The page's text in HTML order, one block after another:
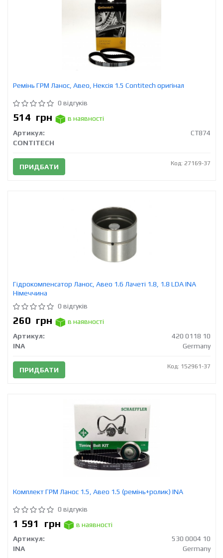
Ремінь ГРМ Ланос, Авео, Нексія 1.5 Contitech оригінал
0 відгуків
514 грн
в наявності
Артикул:
CT874
CONTITECH
ПРИДБАТИ Код: 27169-37
Гідрокомпенсатор Ланос, Авео 1.6 Лачеті 1.8, 1.8 LDA INA
Німеччина
0 відгуків
260 грн
в наявності
Артикул:
420 0118 10
INA
Germany
ПРИДБАТИ Код: 152961-37
Комплект ГРМ Ланос 1.5, Авео 1.5 (ремінь+ролик) INA
0 відгуків
1 591 грн
в наявності
Артикул:
530 0004 10
INA
Germany